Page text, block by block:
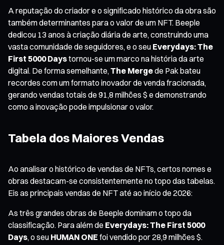
A reputação do criador e o significado histórico da obra são
também determinantes para o valor de um NFT. Beeple
dedicou 13 anos à criação diária de arte, construindo uma
vasta comunidade de seguidores, e o seu Everydays: The
First 5000 Daystornou-se um marco na história da arte
digital. De forma semelhante, The Mergede Pak bateu
recordes com um formato inovador de venda fracionada,
gerando vendas totais de 91,8 milhões $ e demonstrando
como a inovação pode impulsionar o valor.
Tabela dos Maiores Vendas
Ao analisar o histórico de vendas de NFTs, certos nomes e
obras destacam-se consistentemente no topo das tabelas.
Eis as principais vendas de NFT até ao início de 2026:
As três grandes obras de Beeple dominam o topo da
classificação. Para além de Everydays: The First 5000
Days, o seu HUMAN ONE foi vendido por 28,9 milhões $.